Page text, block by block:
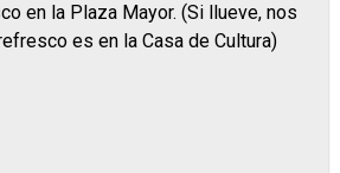
en la Plaza Mayor. (Si llueve, nos
es en la Casa de Cultura)